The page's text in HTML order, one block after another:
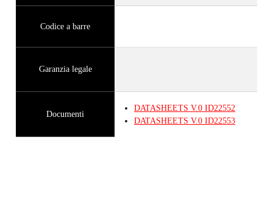
Codice a barre
Garanzia legale
Documenti
DATASHEETS V.0 ID22552
DATASHEETS V.0 ID22553